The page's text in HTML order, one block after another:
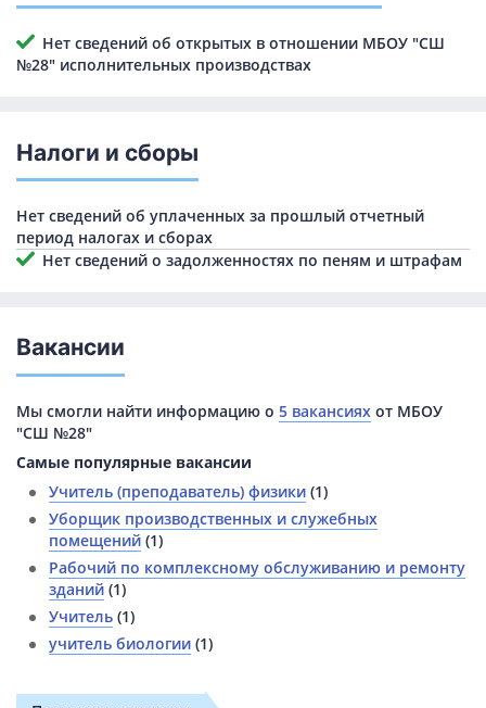
Нет сведений об открытых в отношении МБОУ "СШ
№28" исполнительных производствах
Налоги и сборы
Нет сведений об уплаченных за прошлый отчетный
период налогах и сборах
Нет сведений о задолженностях по пеням и штрафам
Вакансии
Мы смогли найти информацию о 5 вакансиях от МБОУ
"СШ №28"
Самые популярные вакансии
Учитель (преподаватель) физики (1)
Уборщик производственных и служебных
помещений (1)
Рабочий по комплексному обслуживанию и ремонту
зданий (1)
Учитель (1)
учитель биологии (1)